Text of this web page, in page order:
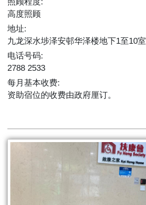
高度照顾
地址:
九龙深水埗泽安邨华泽楼地下1至10室
电话号码:
2788 2533
每月基本收费:
资助宿位的收费由政府厘订。